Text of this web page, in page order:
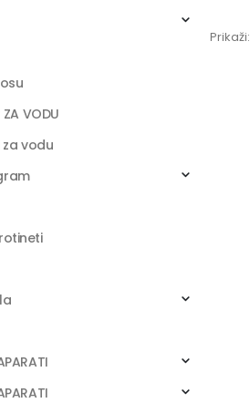
Prikaži:
ZA VODU
za vodu